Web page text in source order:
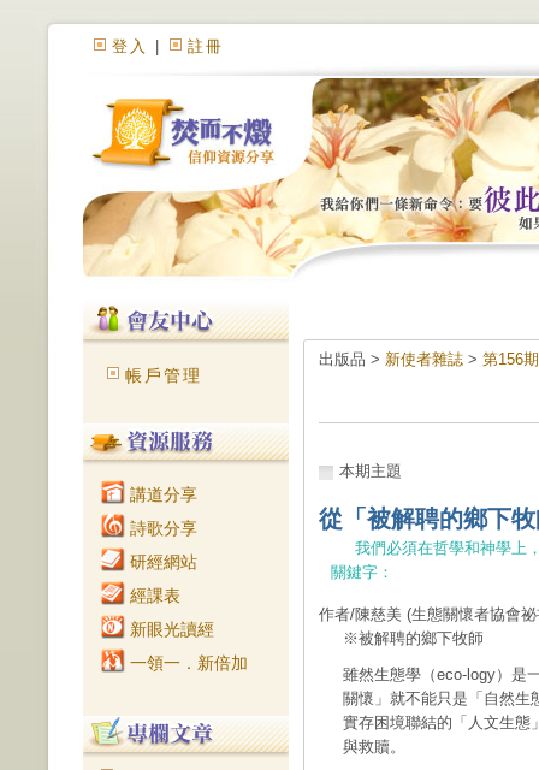
登入 註冊
帳戶管理
講道分享
詩歌分享
研經網站
經課表
新眼光讀經
一領一．新倍加
出版品 > 新使者雜誌 > 第156
本期主題
從「被解聘的鄉下
我們必須在哲學和神學上
關鍵字：
作者/陳慈美 (生態關懷者協會
※被解聘的鄉下牧師
雖然生態學（eco-logy）是
關懷」就不能只是「自然生
實存困境聯結的「人文生態
與救贖。